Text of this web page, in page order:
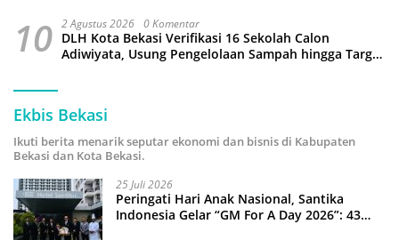
10 2 Agustus 2026 0 Komentar
DLH Kota Bekasi Verifikasi 16 Sekolah Calon
Adiwiyata, Usung Pengelolaan Sampah hingga Target
Ekbis Bekasi
Ikuti berita menarik seputar ekonomi dan bisnis di Kabupaten
Bekasi dan Kota Bekasi.
25 Juli 2026
Peringati Hari Anak Nasional, Santika
Indonesia Gelar “GM For A Day 2026”: 43